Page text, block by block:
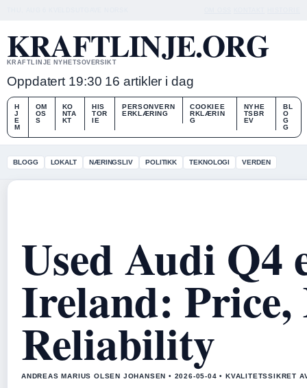
KRAFTLINJE.ORG
KRAFTLINJE NYHETSOVERSIKT
Oppdatert 19:30 16 artikler i dag
H
J
E
M
OM
OS
S
KO
NTA
KT
HIS
TOR
IE
PERSONVERN
ERKLÆRING
COOKIEE
RKLÆRIN
G
NYHE
TSBR
EV
BL
O
G
G
BLOGG LOKALT NÆRINGSLIV POLITIKK TEKNOLOGI VERDEN
Used Audi Q4
Ireland: Price,
Reliability
ANDREAS MARIUS OLSEN JOHANSEN • 2026-05-04 • KVALITETSSIKRET